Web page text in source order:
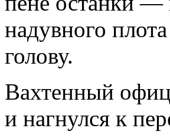
надувного
голову.
Вахтенный
и нагнулся к